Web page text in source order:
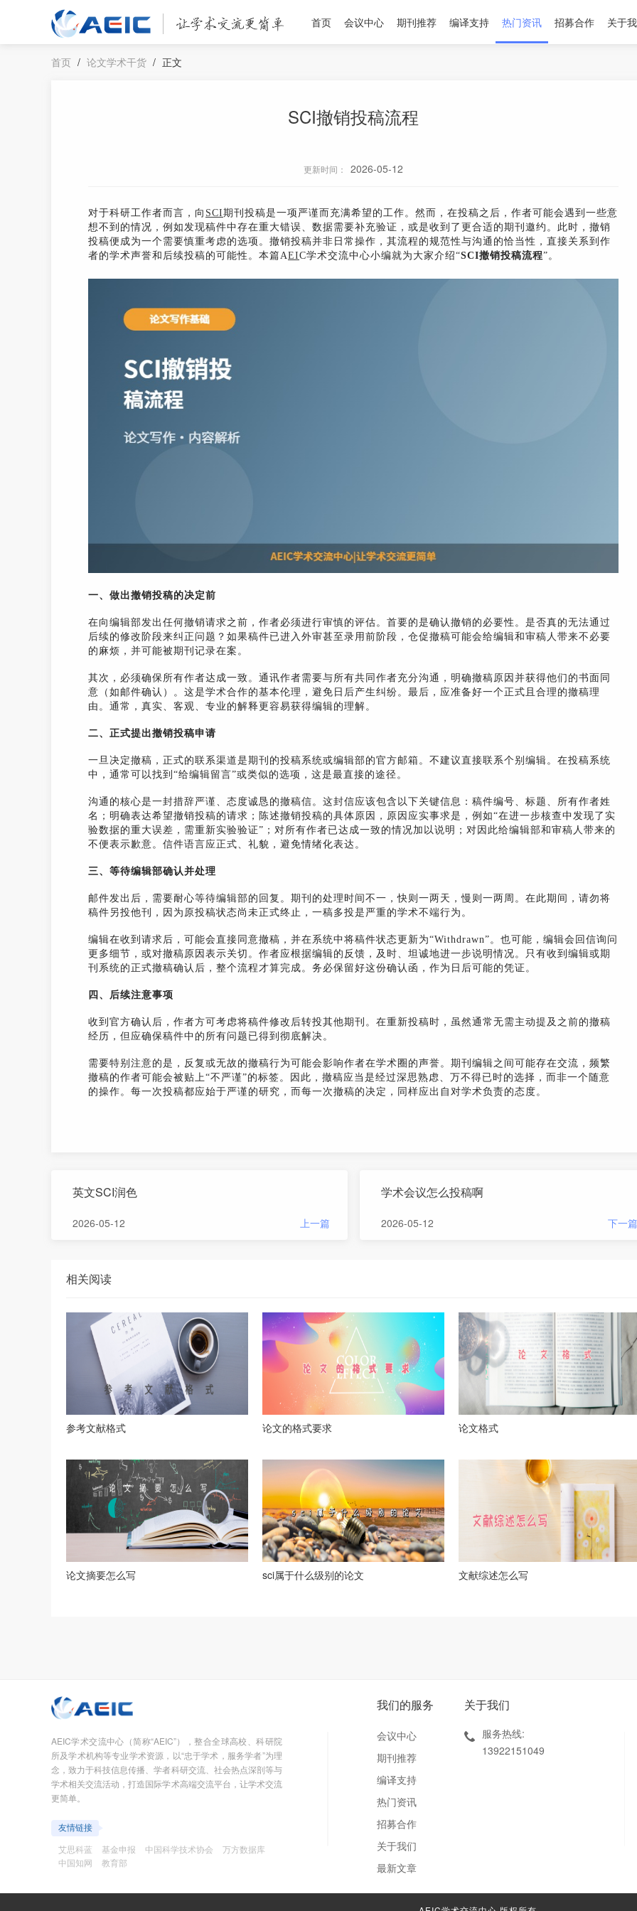
首页 会议中心 期刊推荐 编译支持 热门资讯 招募合作 关于
首页 / 论文学术干货 / 正文
SCI撤销投稿流程
更新时间： 2026-05-12
对于科研工作者而言，向 SCI期刊投稿是一项严谨而充满希望的工作。然而，在投稿之后，作者可能会遇到一些意
想不到的情况，例如发现稿件中存在重大错误、数据需要补充验证，或是收到了更合适的期刊邀约。此时，撤销
投稿便成为一个需要慎重考虑的选项。撤销投稿并非日常操作，其流程的规范性与沟通的恰当性，直接关系到作
者的学术声誉和后续投稿的可能性。本篇AEIC学术交流中心小编就为大家介绍“SCI撤销投稿流程”。
一、做出撤销投稿的决定前
在向编辑部发出任何撤销请求之前，作者必须进行审慎的评估。首要的是确认撤销的必要性。是否真的无法通过
后续的修改阶段来纠正问题？如果稿件已进入外审甚至录用前阶段，仓促撤稿可能会给编辑和审稿人带来不必要
的麻烦，并可能被期刊记录在案。
其次，必须确保所有作者达成一致。通讯作者需要与所有共同作者充分沟通，明确撤稿原因并获得他们的书面同
意（如邮件确认）。这是学术合作的基本伦理，避免日后产生纠纷。最后，应准备好一个正式且合理的撤稿理
由。通常，真实、客观、专业的解释更容易获得编辑的理解。
二、正式提出撤销投稿申请
一旦决定撤稿，正式的联系渠道是期刊的投稿系统或编辑部的官方邮箱。不建议直接联系个别编辑。在投稿系统
中，通常可以找到“给编辑留言”或类似的选项，这是最直接的途径。
沟通的核心是一封措辞严谨、态度诚恳的撤稿信。这封信应该包含以下关键信息：稿件编号、标题、所有作者姓
名；明确表达希望撤销投稿的请求；陈述撤销投稿的具体原因，原因应实事求是，例如“在进一步核查中发现了实
验数据的重大误差，需重新实验验证”；对所有作者已达成一致的情况加以说明；对因此给编辑部和审稿人带来的
不便表示歉意。信件语言应正式、礼貌，避免情绪化表达。
三、等待编辑部确认并处理
邮件发出后，需要耐心等待编辑部的回复。期刊的处理时间不一，快则一两天，慢则一两周。在此期间，请勿将
稿件另投他刊，因为原投稿状态尚未正式终止，一稿多投是严重的学术不端行为。
编辑在收到请求后，可能会直接同意撤稿，并在系统中将稿件状态更新为“Withdrawn”。也可能，编辑会回信询问
更多细节，或对撤稿原因表示关切。作者应根据编辑的反馈，及时、坦诚地进一步说明情况。只有收到编辑或期
刊系统的正式撤稿确认后，整个流程才算完成。务必保留好这份确认函，作为日后可能的凭证。
四、后续注意事项
收到官方确认后，作者方可考虑将稿件修改后转投其他期刊。在重新投稿时，虽然通常无需主动提及之前的撤稿
经历，但应确保稿件中的所有问题已得到彻底解决。
需要特别注意的是，反复或无故的撤稿行为可能会影响作者在学术圈的声誉。期刊编辑之间可能存在交流，频繁
撤稿的作者可能会被贴上“不严谨”的标签。因此，撤稿应当是经过深思熟虑、万不得已时的选择，而非一个随意
的操作。每一次投稿都应始于严谨的研究，而每一次撤稿的决定，同样应出自对学术负责的态度。
英文SCI润色
2026-05-12 上一篇
学术会议怎么投稿啊
2026-05-12 下一篇
相关阅读
参考文献格式 论文的格式要求 论文格式
论文摘要怎么写 sci属于什么级别的论文 文献综述怎么写
AEIC学术交流中心（简称“AEIC”），整合全球高校、科研院
所及学术机构等专业学术资源，以“忠于学术，服务学者”为理
念，致力于科技信息传播、学者科研交流、社会热点深剖等与
学术相关交流活动，打造国际学术高端交流平台，让学术交流
更简单。
友情链接
艾思科蓝
基金申报 中国科学技术协会
万方数据库
中国知网
教育部
我们的服务
会议中心
期刊推荐
编译支持
热门资讯
招募合作
关于我们
最新文章
关于我们
服务热线:
13922151049